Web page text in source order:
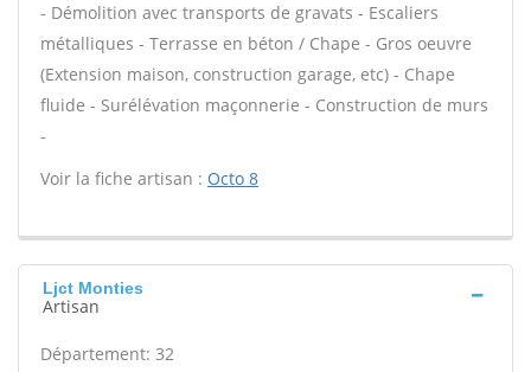
- Démolition avec transports de gravats - Escaliers
métalliques - Terrasse en béton / Chape - Gros oeuvre
(Extension maison, construction garage, etc) - Chape
fluide - Surélévation maçonnerie - Construction de murs
-
Voir la fiche artisan : Octo 8
Ljct Monties
Artisan
Département: 32